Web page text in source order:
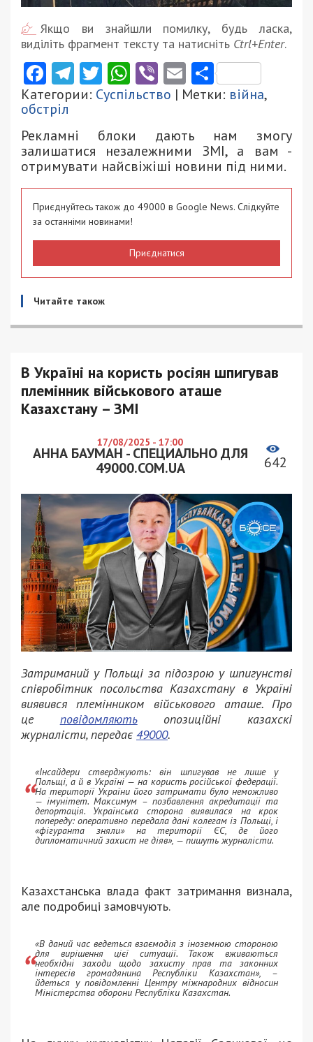
Якщо ви знайшли помилку, будь ласка,
виділіть фрагмент тексту та натисніть Ctrl+Enter.
Facebook
Telegram
Twitter
WhatsApp
ViberEmail
Категории: Суспільство | Метки: війна,
обстріл
Рекламні блоки дають нам змогу
залишатися незалежними ЗМІ, а вам -
отримувати найсвіжіші новини під ними.
Приєднуйтесь також до 49000 в Google News. Слідкуйте
за останніми новинами!
Приєднатися
Читайте також
В Україні на користь росіян шпигував
племінник військового аташе
Казахстану – ЗМІ
17/08/2025 - 17:00
АННА БАУМАН - СПЕЦИАЛЬНО ДЛЯ
49000.COM.UA
642
Затриманий у Польщі за підозрою у шпигунстві
співробітник посольства Казахстану в Україні
виявився племінником військового аташе. Про
це повідомляютьопозиційні казахскі
журналісти, передає 49000.
«Інсайдери стверджують: він шпигував не лише у
Польщі, а й в Україні — на користь російської федерації.
На території України його затримати було неможливо
— імунітет. Максимум – позбавлення акредитації та
депортація. Українська сторона виявилася на крок
попереду: оперативно передала дані колегам із Польщі, і
«фігуранта зняли» на території ЄС, де його
дипломатичний захист не діяв», — пишуть журналісти.
Казахстанська влада факт затримання визнала,
але подробиці замовчують.
«В даний час ведеться взаємодія з іноземною стороною
для вирішення цієї ситуації. Також вживаються
необхідні заходи щодо захисту прав та законних
інтересів громадянина Республіки Казахстан», –
йдеться у повідомленні Центру міжнародних відносин
Міністерства оборони Республіки Казахстан.